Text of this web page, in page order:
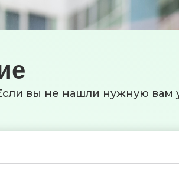
вы не нашли нужную вам